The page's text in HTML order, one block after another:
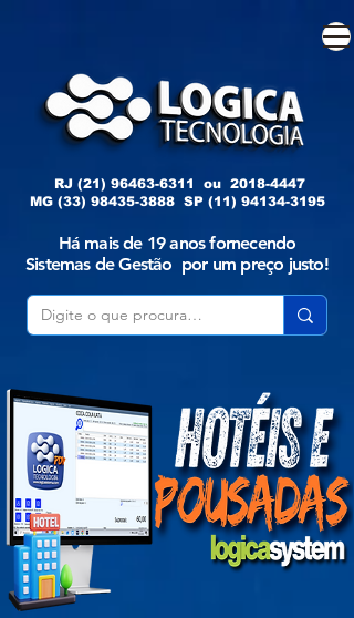
RJ (21) 96463-6311 ou 2018-4447
MG (33) 98435-3888 SP (11) 94134-3195
Há mais de 19 anos fornecendo
Sistemas de Gestão por um preço justo!